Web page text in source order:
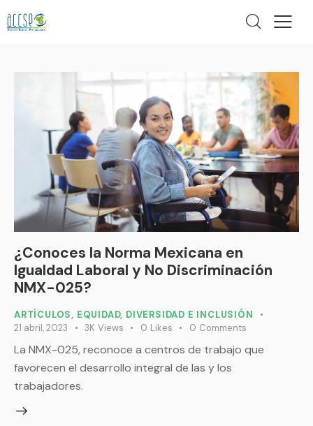
¿Conoces la Norma Mexicana en
Igualdad Laboral y No Discriminación
NMX-025?
ARTÍCULOS, EQUIDAD, DIVERSIDAD E INCLUSIÓN
21 abril, 2023
3K Views 0 Likes 0 Comments
La NMX-025, reconoce a centros de trabajo que
favorecen el desarrollo integral de las y los
trabajadores.